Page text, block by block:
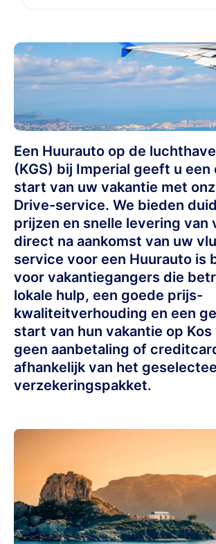
Een Huurauto op de
(KGS) bij Imperial geeft u
start van uw vakantie met
Drive-service. We bieden
prijzen en snelle levering van
direct na aankomst van uw
service voor een Huurauto is
voor vakantiegangers die
lokale hulp, een goede prijs-
kwaliteitverhouding en een
start van hun vakantie op Kos
geen aanbetaling of
afhankelijk van het
verzekeringspakket.